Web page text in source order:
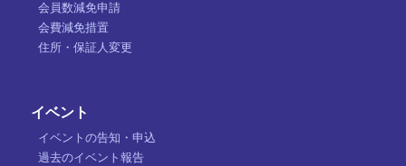
会員数減免申請
会費減免措置
住所・保証人変更
イベント
イベントの告知・申込
過去のイベント報告